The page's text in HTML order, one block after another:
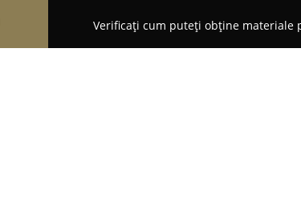
Verificați cum puteți obține materiale